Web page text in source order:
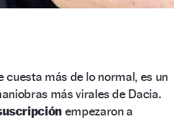
más de lo normal, es un
más virales de Dacia.
empezaron a